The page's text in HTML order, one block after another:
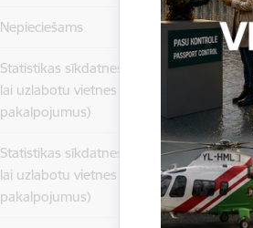
Nepieciešams
Statistikas sīkdatnes (nepieciešamas,
lai uzlabotu vietnes darbību un
pakalpojumus)
Statistikas sīkdatnes (nepieciešamas,
lai uzlabotu vietnes darbību un
pakalpojumus)